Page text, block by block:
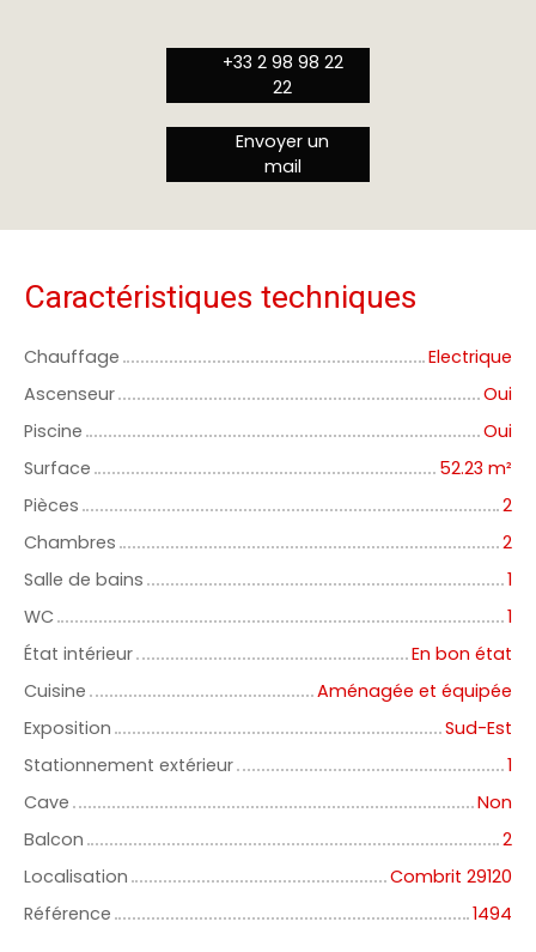
+33 2 98 98 22
22
Envoyer un
mail
Caractéristiques techniques
Chauffage
Electrique
Ascenseur
Oui
Piscine
Oui
Surface
52.23 m²
Pièces
2
Chambres
2
Salle de bains
1
WC
1
État intérieur
En bon état
Cuisine
Aménagée et équipée
Exposition
Sud-Est
Stationnement extérieur
1
Cave
Non
Balcon
2
Localisation
Combrit 29120
Référence
1494